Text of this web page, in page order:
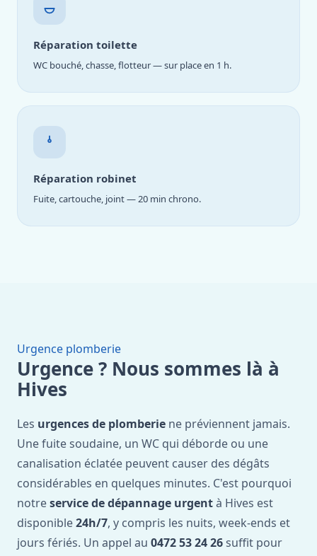
Réparation toilette
WC bouché, chasse, flotteur — sur place en 1 h.
Réparation robinet
Fuite, cartouche, joint — 20 min chrono.
Urgence plomberie
Urgence ? Nous sommes là à
Hives
Les urgences de plomberie ne préviennent jamais.
Une fuite soudaine, un WC qui déborde ou une
canalisation éclatée peuvent causer des dégâts
considérables en quelques minutes. C'est pourquoi
notreservice de dépannage urgentà Hives est
disponible24h/7, y compris les nuits, week-ends et
jours fériés. Un appel au 0472 53 24 26 suffit pour